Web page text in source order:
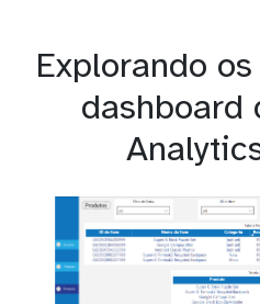
Explorando
dashboard